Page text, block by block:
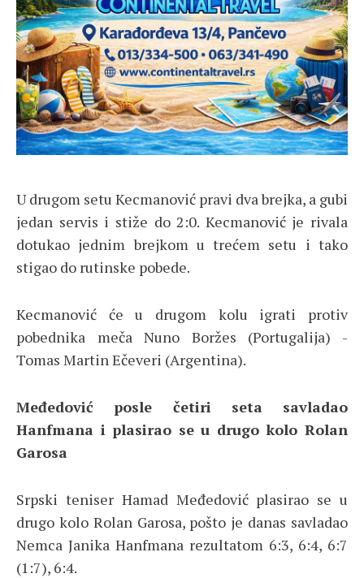
U drugom setu Kecmanović pravi dva brejka, a gubi
jedan servis i stiže do 2:0. Kecmanović je rivala
dotukao jednim brejkom u trećem setu i tako
stigao do rutinske pobede.
Kecmanović će u drugom kolu igrati protiv
pobednika meča Nuno Boržes (Portugalija) -
Tomas Martin Ečeveri (Argentina).
Međedović posle četiri seta savladao
Hanfmana i plasirao se u drugo kolo Rolan
Garosa
Srpski teniser Hamad Međedović plasirao se u
drugo kolo Rolan Garosa, pošto je danas savladao
Nemca Janika Hanfmana rezultatom 6:3, 6:4, 6:7
(1:7), 6:4.